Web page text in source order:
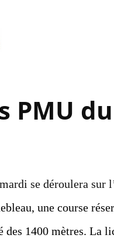
PMU
se déroulera sur
une course
des 1400 mètres. La